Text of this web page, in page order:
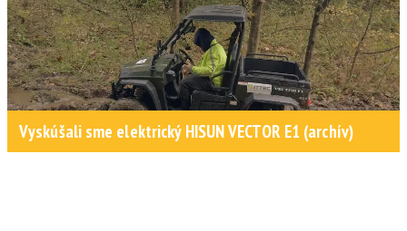
Vyskúšali sme elektrický HISUN VECTOR E1 (archív)